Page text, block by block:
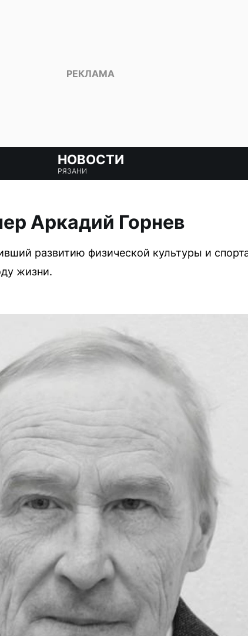
НОВОСТИ
РЯЗАНИ
Аркадий Горнев
развитию физической культуры и
жизни.